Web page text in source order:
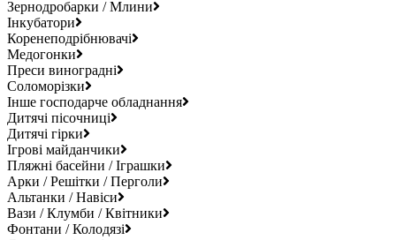
Зернодробарки / Млини
Інкубатори
Коренеподрібнювачі
Медогонки
Преси виноградні
Соломорізки
Інше господарче обладнання
Дитячі пісочниці
Дитячі гірки
Ігрові майданчики
Пляжні басейни / Іграшки
Арки / Решітки / Перголи
Альтанки / Навіси
Вази / Клумби / Квітники
Фонтани / Колодязі